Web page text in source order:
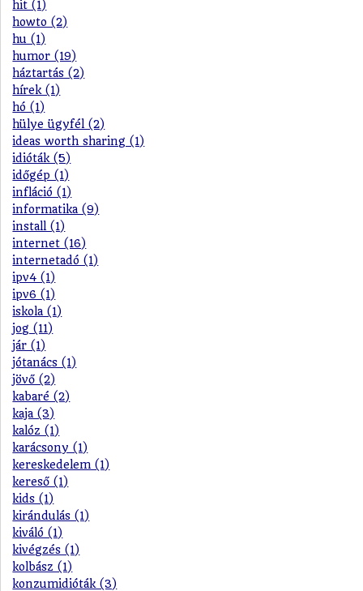
hit (1)
howto (2)
hu (1)
humor (19)
háztartás (2)
hírek (1)
hó (1)
hülye ügyfél (2)
ideas worth sharing (1)
idióták (5)
időgép (1)
infláció (1)
informatika (9)
install (1)
internet (16)
internetadó (1)
ipv4 (1)
ipv6 (1)
iskola (1)
jog (11)
jár (1)
jótanács (1)
jövő (2)
kabaré (2)
kaja (3)
kalóz (1)
karácsony (1)
kereskedelem (1)
kereső (1)
kids (1)
kirándulás (1)
kiváló (1)
kivégzés (1)
kolbász (1)
konzumidióták (3)